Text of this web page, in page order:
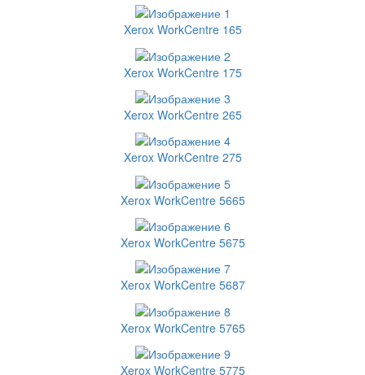
Xerox WorkCentre 165
Xerox WorkCentre 175
Xerox WorkCentre 265
Xerox WorkCentre 275
Xerox WorkCentre 5665
Xerox WorkCentre 5675
Xerox WorkCentre 5687
Xerox WorkCentre 5765
Xerox WorkCentre 5775